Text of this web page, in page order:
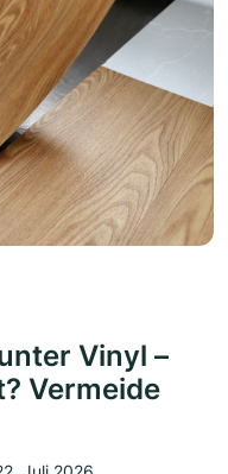
Vinyl –
Vermeide